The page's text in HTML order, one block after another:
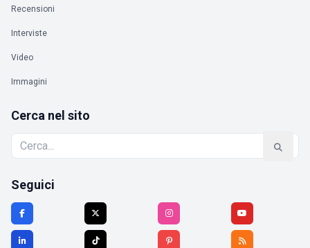
Recensioni
Interviste
Video
Immagini
Cerca nel sito
Seguici